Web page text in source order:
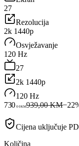
27
Rezolucija
2k 1440p
Osvježavanje
120 Hz
27
2k 1440p
120 Hz
730 00KM939,00 KM−22
Cijena uključuje
Količina